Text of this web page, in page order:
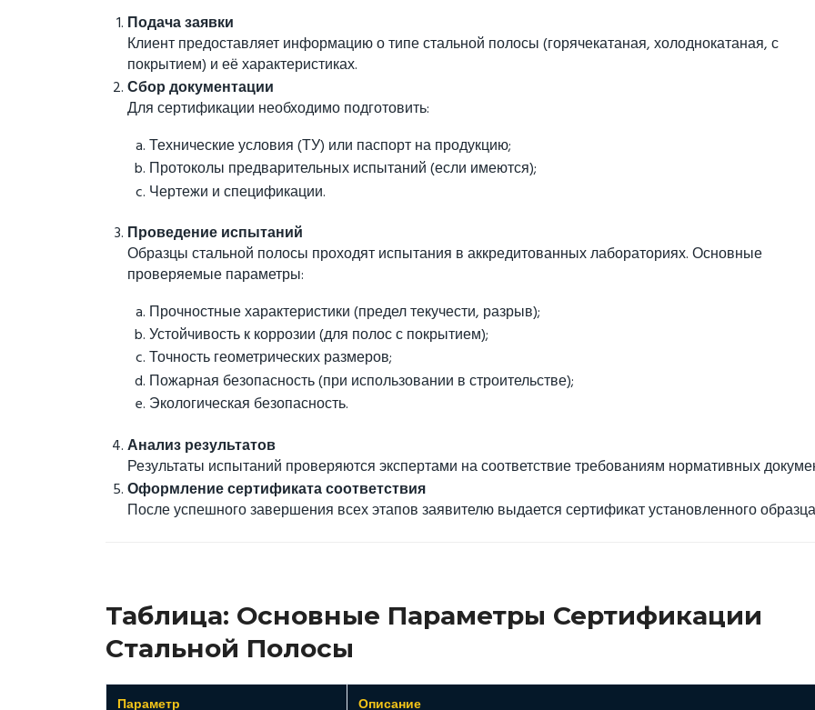
Подача заявки
Клиент предоставляет информацию о типе стальной полосы (горячекатаная, холоднокатаная, с
покрытием) и её характеристиках.
Сбор документации
Для сертификации необходимо подготовить:
Технические условия (ТУ) или паспорт на продукцию;
Протоколы предварительных испытаний (если имеются);
Чертежи и спецификации.
Проведение испытаний
Образцы стальной полосы проходят испытания в аккредитованных лабораториях. Основные
проверяемые параметры:
Прочностные характеристики (предел текучести, разрыв);
Устойчивость к коррозии (для полос с покрытием);
Точность геометрических размеров;
Пожарная безопасность (при использовании в строительстве);
Экологическая безопасность.
Анализ результатов
Результаты испытаний проверяются экспертами на соответствие требованиям нормативных
Оформление сертификата соответствия
После успешного завершения всех этапов заявителю выдается сертификат установленного
Таблица: Основные Параметры Сертификации
Стальной Полосы
Параметр
Описание